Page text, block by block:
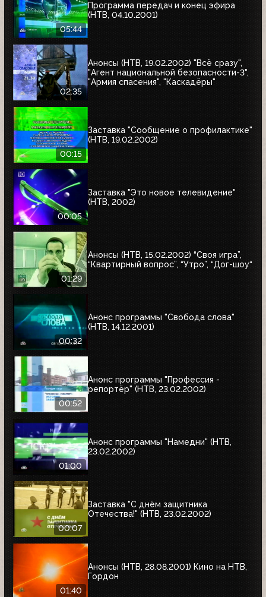
05:44
Программа передач и конец эфира
(НТВ, 04.10.2001)
02:35
Анонсы (НТВ, 19.02.2002) "Всё сразу",
"Агент национальной безопасности-3",
"Армия спасения", "Каскадёры"
00:15
Заставка "Сообщение о профилактике"
(НТВ, 19.02.2002)
00:05
Заставка "Это новое телевидение"
(НТВ, 2002)
01:29
Анонсы (НТВ, 15.02.2002) “Своя игра”,
“Квартирный вопрос”, “Утро”, “Дог-шоу“
00:32
Анонс программы "Свобода слова"
(НТВ, 14.12.2001)
00:52
Анонс программы "Профессия -
репортёр" (НТВ, 23.02.2002)
01:00
Анонс программы "Намедни" (НТВ,
23.02.2002)
00:07
Заставка "С днём защитника
Отечества!" (НТВ, 23.02.2002)
01:40
Анонсы (НТВ, 28.08.2001) Кино на НТВ,
Гордон